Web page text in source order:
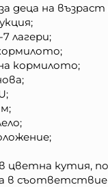
деца на
лагери;
кормилото;
цветна кутия,
в съответствие